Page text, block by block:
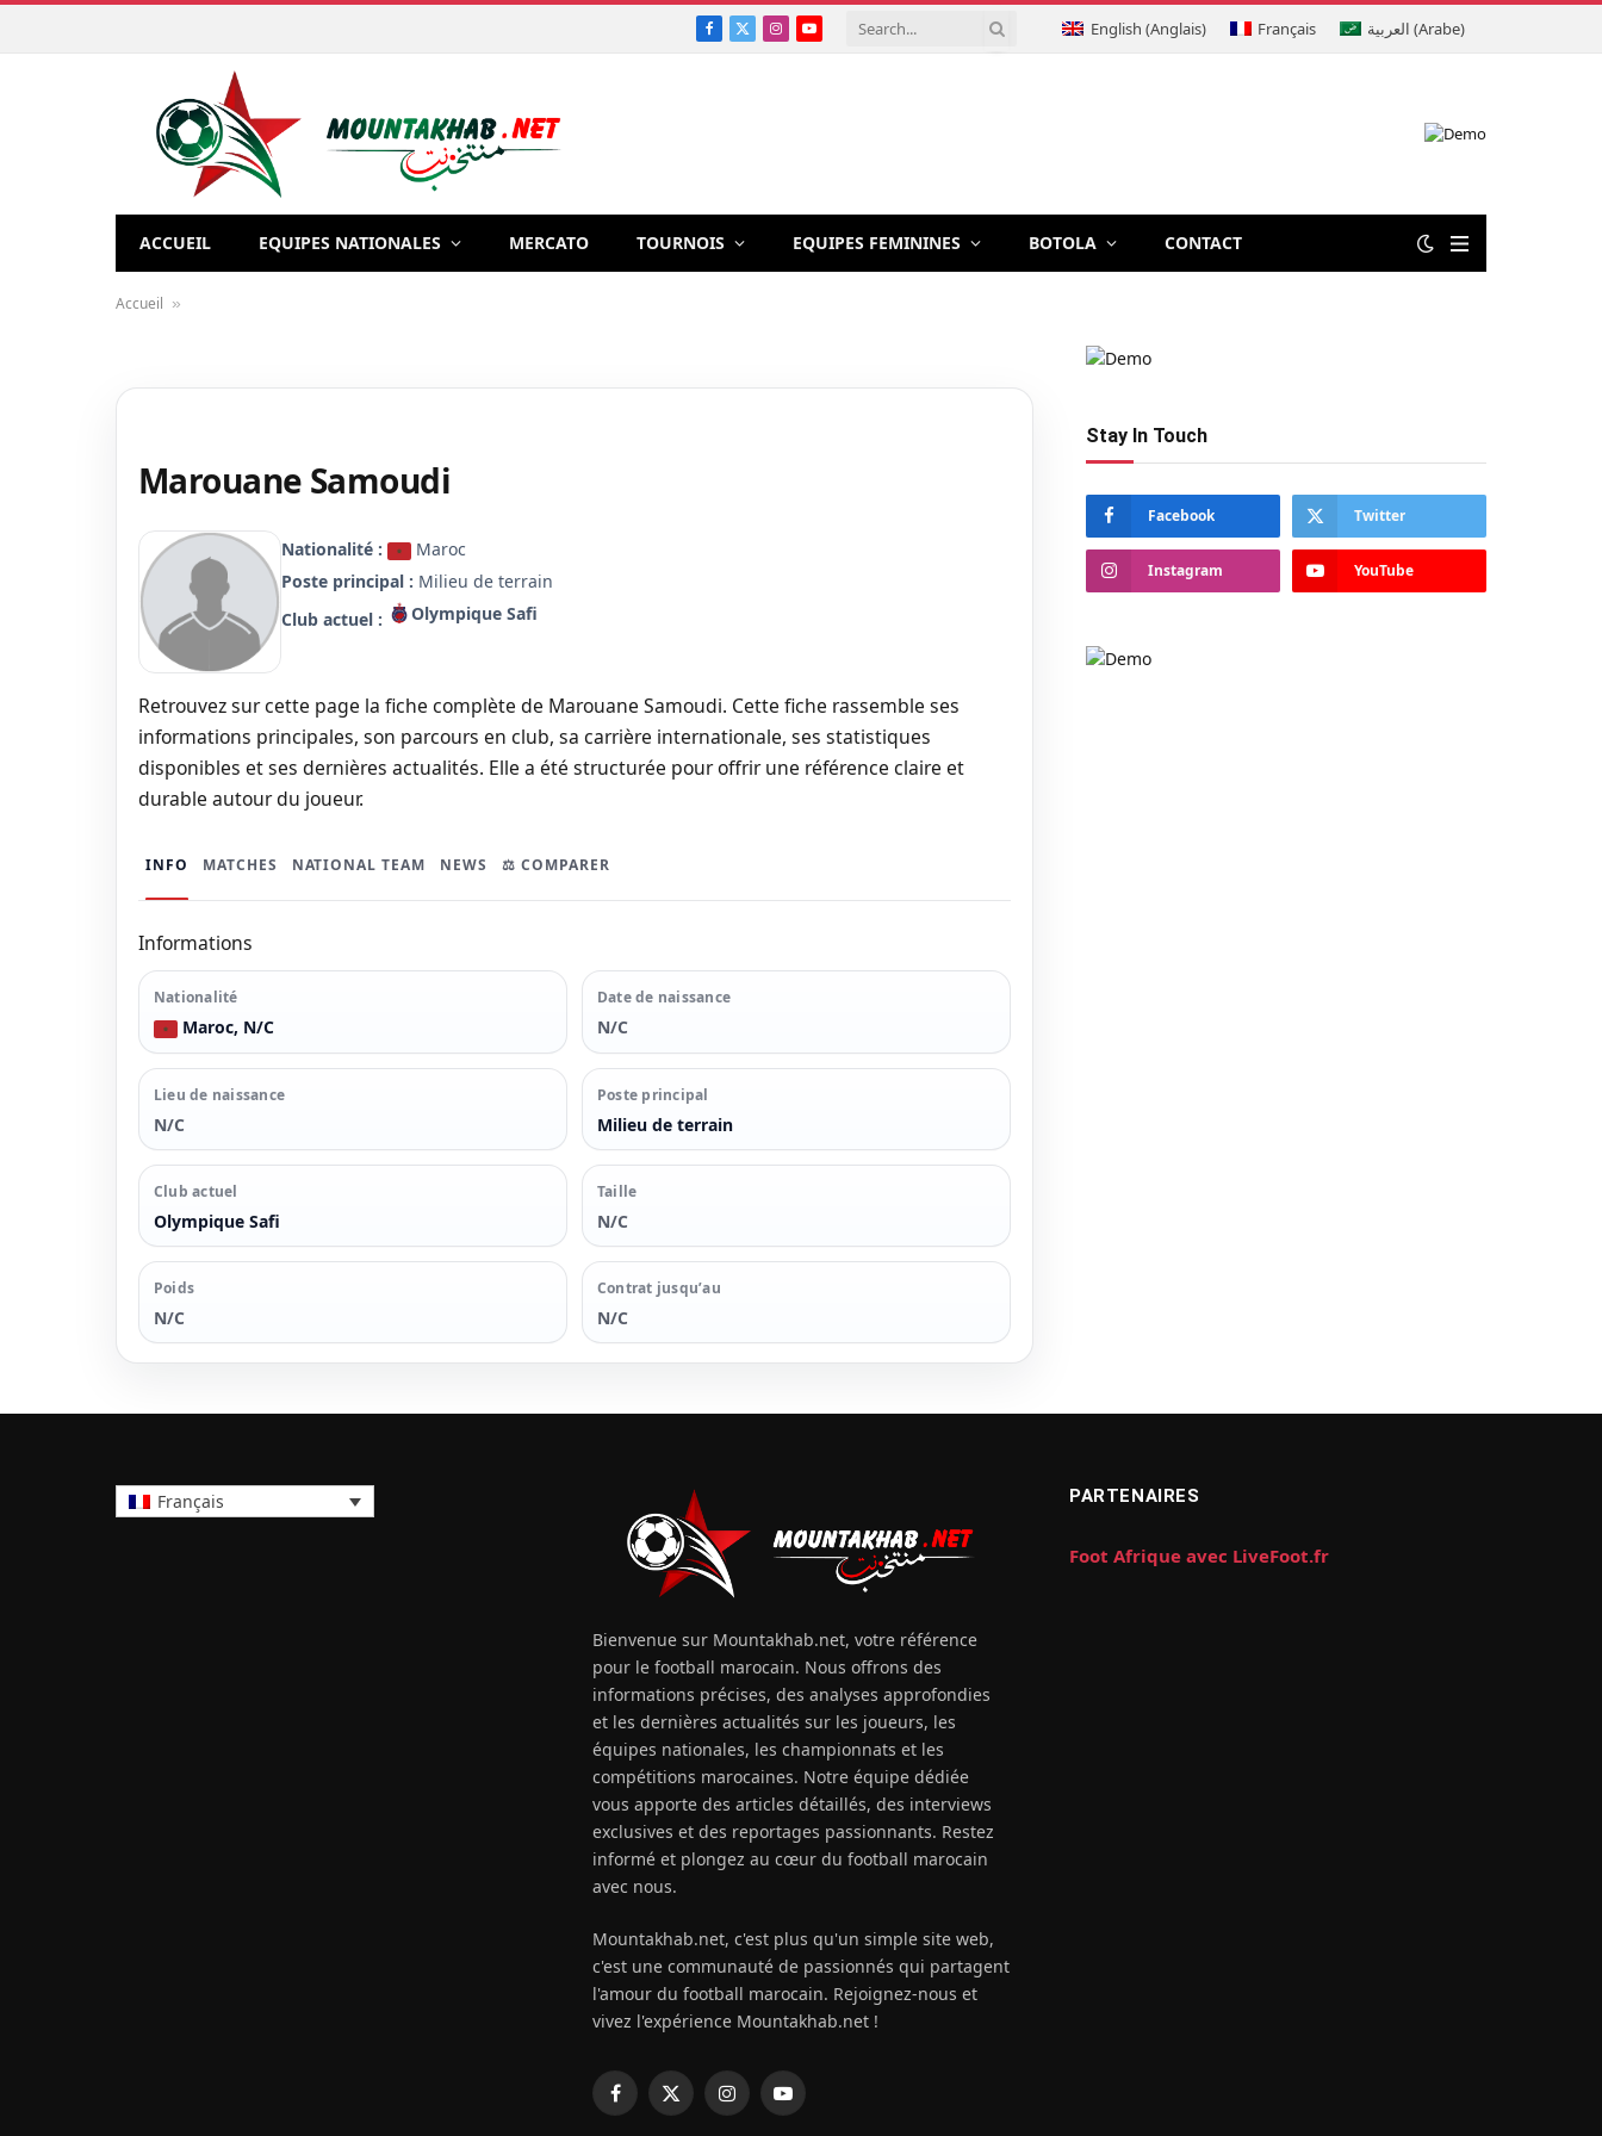
Facebook
X
Instagram
YouTube English (Anglais) Français العربية (Arabe)
ACCUEIL EQUIPES NATIONALES MERCATO TOURNOIS EQUIPES FEMININES BOTOLA CONTACT
Accueil »
Marouane Samoudi
Nationalité :
Maroc
Poste principal : Milieu de terrain
Club actuel :
Olympique Safi
Retrouvez sur cette page la fiche complète de Marouane Samoudi. Cette fiche rassemble ses
informations principales, son parcours en club, sa carrière internationale, ses statistiques
disponibles et ses dernières actualités. Elle a été structurée pour offrir une référence claire et
durable autour du joueur.
INFO MATCHES NATIONAL TEAM NEWS ⚖️ COMPARER
Informations
Nationalité
Maroc, N/C
Date de naissance
N/C
Lieu de naissance
N/C
Poste principal
Milieu de terrain
Club actuel
Olympique Safi
Taille
N/C
Poids
N/C
Contrat jusqu’au
N/C
Stay In Touch
Facebook Twitter
Instagram YouTube
Français
Bienvenue sur Mountakhab.net, votre référence
pour le football marocain. Nous offrons des
informations précises, des analyses approfondies
et les dernières actualités sur les joueurs, les
équipes nationales, les championnats et les
compétitions marocaines. Notre équipe dédiée
vous apporte des articles détaillés, des interviews
exclusives et des reportages passionnants. Restez
informé et plongez au cœur du football marocain
avec nous.
Mountakhab.net, c'est plus qu'un simple site web,
c'est une communauté de passionnés qui partagent
l'amour du football marocain. Rejoignez-nous et
vivez l'expérience Mountakhab.net !
Facebook
X
InstagramYouTube
PARTENAIRES
Foot Afrique avec LiveFoot.fr